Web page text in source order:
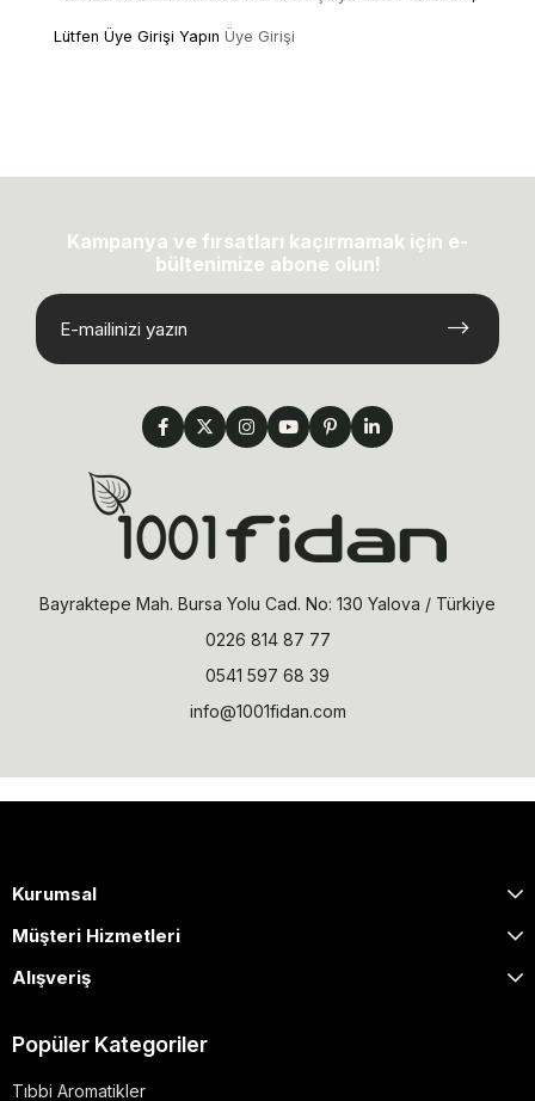
Lütfen Üye Girişi Yapın Üye Girişi
Kampanya ve fırsatları kaçırmamak için e-
bültenimize abone olun!
Bayraktepe Mah. Bursa Yolu Cad. No: 130 Yalova / Türkiye
0226 814 87 77
0541 597 68 39
info@1001fidan.com
Kurumsal
Müşteri Hizmetleri
Alışveriş
Popüler Kategoriler
Tıbbi Aromatikler